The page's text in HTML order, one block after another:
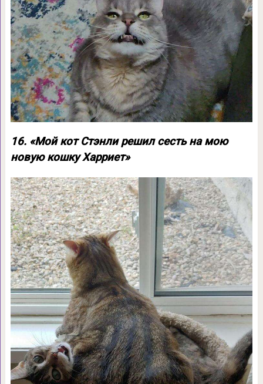
16. «Мой кот Стэнли решил сесть на мою
новую кошку Харриет»